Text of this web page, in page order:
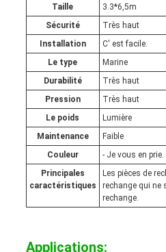
Taille
3.3*6,5m
Sécurité
Très haut
Installation
C' est facile.
Le type
Marine
Durabilité
Très haut
Pression
Très haut
Le poids
Lumière
Maintenance
Faible
Couleur
- Je vous en prie.
Principales
caractéristiques
Les pièces de
rechange qui ne
rechange.
Applications: